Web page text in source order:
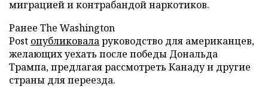
миграцией и контрабандой наркотиков.
Ранее The Washington
Post опубликоваларуководство для американцев,
желающих уехать после победы Дональда
Трампа, предлагая рассмотреть Канаду и другие
страны для переезда.